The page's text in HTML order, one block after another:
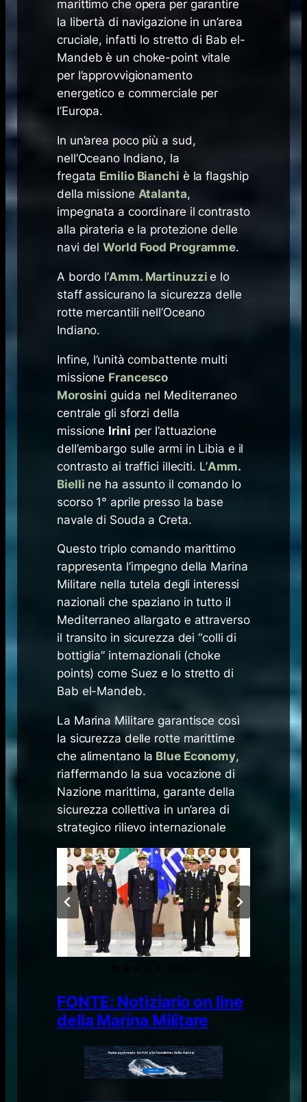
marittimo che opera per garantire
la libertà di navigazione in un’area
cruciale, infatti lo stretto di Bab el-
Mandeb è un choke-point vitale
per l’approvvigionamento
energetico e commerciale per
l’Europa.
In un’area poco più a sud,
nell’Oceano Indiano, la
fregata Emilio Bianchi è la flagship
della missione Atalanta,
impegnata a coordinare il contrasto
alla pirateria e la protezione delle
navi delWorld Food Programme.
A bordo l’Amm. Martinuzzie lo
staff assicurano la sicurezza delle
rotte mercantili nell’Oceano
Indiano.
Infine, l’unità combattente multi
missione Francesco
Morosini guida nel Mediterraneo
centrale gli sforzi della
missione Irini per l’attuazione
dell’embargo sulle armi in Libia e il
contrasto ai traffici illeciti. L’Amm.
Bielli ne ha assunto il comando lo
scorso 1° aprile presso la base
navale di Souda a Creta.
Questo triplo comando marittimo
rappresenta l’impegno della Marina
Militare nella tutela degli interessi
nazionali che spaziano in tutto il
Mediterraneo allargato e attraverso
il transito in sicurezza dei “colli di
bottiglia” internazionali (choke
points) come Suez e lo stretto di
Bab el-Mandeb.
La Marina Militare garantisce così
la sicurezza delle rotte marittime
che alimentano la Blue Economy,
riaffermando la sua vocazione di
Nazione marittima, garante della
sicurezza collettiva in un’area di
strategico rilievo internazionale
FONTE: Notiziario on line
della Marina Militare